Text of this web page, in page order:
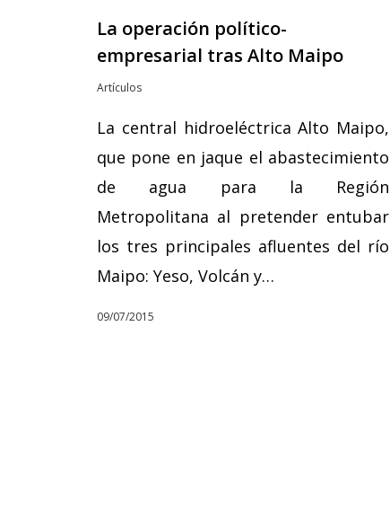
La operación político-
empresarial tras Alto Maipo
Artículos
La central hidroeléctrica Alto Maipo,
que pone en jaque el abastecimiento
de agua para la Región
Metropolitana al pretender entubar
los tres principales afluentes del río
Maipo: Yeso, Volcán y…
09/07/2015